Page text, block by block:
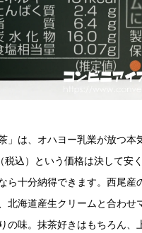
」は、オハヨー乳業が放つ本
税込）という価格は決して安
ら十分納得できます。西尾産
北海道産生クリームと合わせ
の味。抹茶好きはもちろん、